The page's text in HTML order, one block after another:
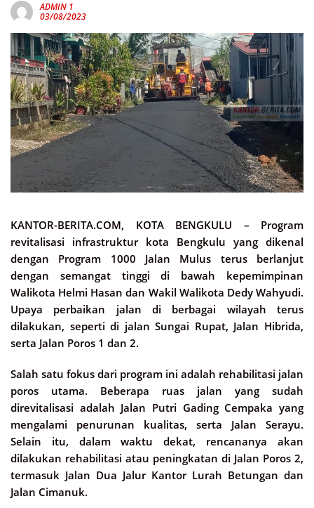
ADMIN 1
03/08/2023
KANTOR-BERITA.COM, KOTA BENGKULU – Program
revitalisasi infrastruktur kota Bengkulu yang dikenal
dengan Program 1000 Jalan Mulus terus berlanjut
dengan semangat tinggi di bawah kepemimpinan
Walikota Helmi Hasan dan Wakil Walikota Dedy Wahyudi.
Upaya perbaikan jalan di berbagai wilayah terus
dilakukan, seperti di jalan Sungai Rupat, Jalan Hibrida,
serta Jalan Poros 1 dan 2.
Salah satu fokus dari program ini adalah rehabilitasi jalan
poros utama. Beberapa ruas jalan yang sudah
direvitalisasi adalah Jalan Putri Gading Cempaka yang
mengalami penurunan kualitas, serta Jalan Serayu.
Selain itu, dalam waktu dekat, rencananya akan
dilakukan rehabilitasi atau peningkatan di Jalan Poros 2,
termasuk Jalan Dua Jalur Kantor Lurah Betungan dan
Jalan Cimanuk.